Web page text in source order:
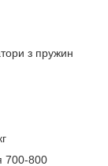
з пружин
700-800